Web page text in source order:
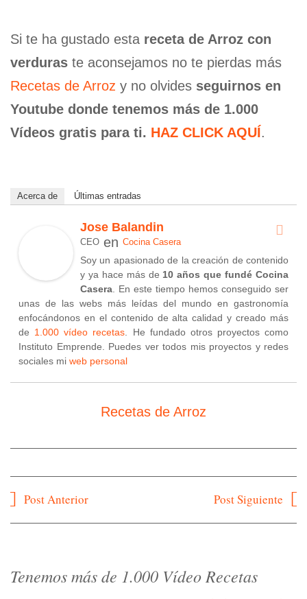
Si te ha gustado esta receta de Arroz con
verduras te aconsejamos no te pierdas más
Recetas de Arroz y no olvides seguirnos en
Youtube donde tenemos más de 1.000
Vídeos gratis para ti. HAZ CLICK AQUÍ.
Acerca de Últimas entradas
Jose Balandin
CEO en Cocina Casera
Soy un apasionado de la creación de contenido
y ya hace más de 10 años que fundé Cocina
Casera . En este tiempo hemos conseguido ser
unas de las webs más leídas del mundo en gastronomía
enfocándonos en el contenido de alta calidad y creado más
de 1.000 vídeo recetas . He fundado otros proyectos como
Instituto Emprende. Puedes ver todos mis proyectos y redes
sociales mi web personal
Recetas de Arroz
Navegación
Post Anterior Post Siguiente
Tenemos más de 1.000 Vídeo Recetas